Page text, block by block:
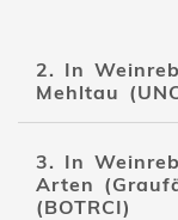
2. In
Mehltau
3. In
Arten
(BOTRCI)